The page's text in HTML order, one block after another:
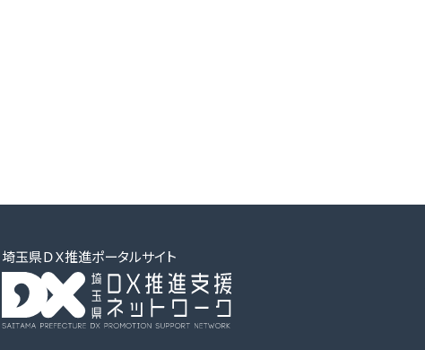
埼玉県ＤＸ推進ポータルサイト